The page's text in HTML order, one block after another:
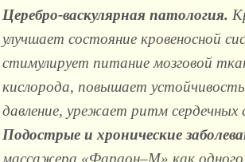
Церебро-васкулярная патология.
улучшает состояние кровеносной
стимулирует питание мозговой
кислорода, повышает
давление, урежает ритм сердечных
Подострые и хронические
массажера «Фараон–М» как одного